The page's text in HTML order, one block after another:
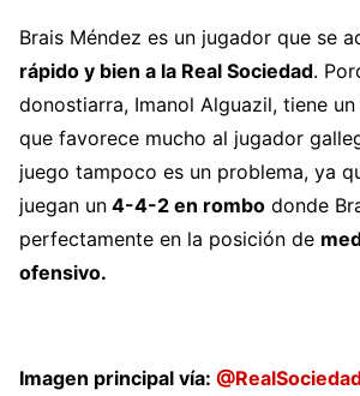
Brais Méndez es un jugador que se
rápido y bien a la Real Sociedad.
donostiarra, Imanol Alguazil, tiene
que favorece mucho al jugador
juego tampoco es un problema, ya
juegan un 4-4-2 en rombo donde
perfectamente en la posición de
ofensivo.
Imagen principal vía: